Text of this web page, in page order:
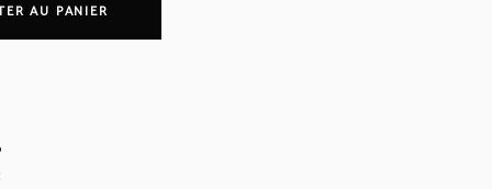
AU PANIER